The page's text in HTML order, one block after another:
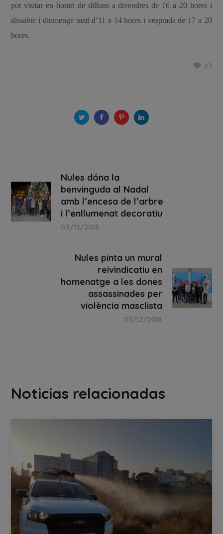
pot visitar en horari de dilluns a divendres de 16 a 20 hores i
dissabte i diumenge matí d’11 a 14 hores i vesprada de 17 a 20
hores.
43
Nules dóna la
benvinguda al Nadal
amb l’encesa de l’arbre
i l’enllumenat decoratiu
03/12/2018
Nules pinta un mural
reivindicatiu en
homenatge a les dones
assassinades per
violència masclista
03/12/2018
Noticias relacionadas